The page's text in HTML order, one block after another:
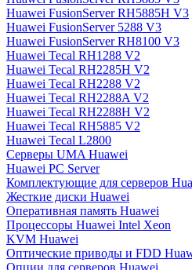
Huawei FusionServer RH5885H V3
Huawei FusionServer 5288 V3
Huawei FusionServer RH8100 V3
Huawei Tecal RH1288 V2
Huawei Tecal RH2285H V2
Huawei Tecal RH2288 V2
Huawei Tecal RH2288A V2
Huawei Tecal RH2288H V2
Huawei Tecal RH5885 V2
Huawei Tecal L2800
Серверы UMA Huawei
Huawei PC Server
Комплектующие для серверов
Жесткие диски Huawei
Оперативная память Huawei
Процессоры Huawei Intel Xeon
KVM Huawei
Оптические приводы и FDD
Опции для серверов Huawei